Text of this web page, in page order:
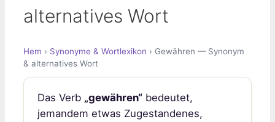
alternatives Wort
Hem › Synonyme & Wortlexikon › Gewähren — Synonym
& alternatives Wort
Das Verb „gewähren“bedeutet,
jemandem etwas Zugestandenes,